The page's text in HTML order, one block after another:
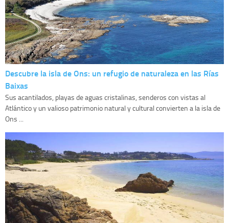
Descubre la isla de Ons: un refugio de naturaleza en las Rías
Baixas
Sus acantilados, playas de aguas cristalinas, senderos con vistas al
Atlántico y un valioso patrimonio natural y cultural convierten a la isla de
Ons ...